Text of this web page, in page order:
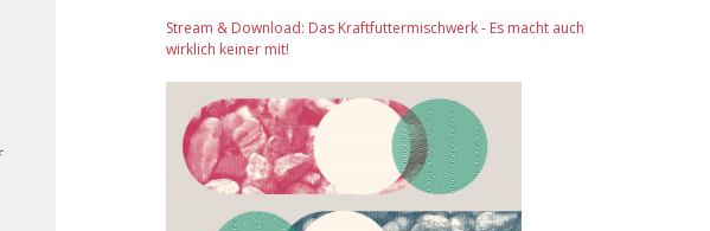
Stream & Download: Das Kraftfuttermischwerk - Es macht auch
wirklich keiner mit!